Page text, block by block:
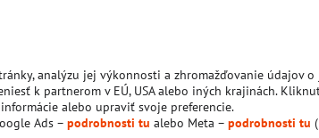
analýzu jej výkonnosti a zhromažďovanie údajov
k partnerom v EÚ, USA alebo iných krajinách.
alebo upraviť svoje preferencie.
Ads – podrobnosti tu alebo Meta – podrobnosti tu